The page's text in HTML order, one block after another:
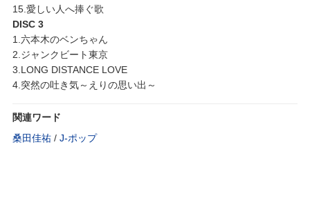
15.愛しい人へ捧ぐ歌
DISC 3
1.六本木のベンちゃん
2.ジャンクビート東京
3.LONG DISTANCE LOVE
4.突然の吐き気～えりの思い出～
関連ワード
桑田佳祐 / J‐ポップ